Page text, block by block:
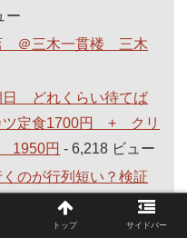
ー
＠三木一貫楼 三木
日 どれくらい待てば
ツ定食1700円 + クリ
1950円 - 6,218 ビュー
のが行列短い？検証
- 6,207 ビュー
万円で100株買うと3
トップ サイドバー